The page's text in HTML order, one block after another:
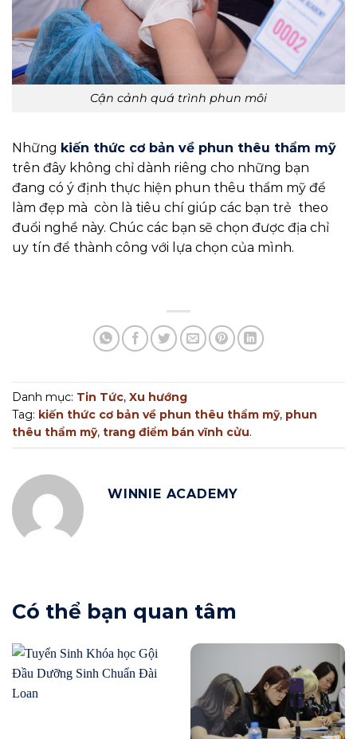
Cận cảnh quá trình phun môi
Những kiến thức cơ bản về phun thêu thẩm mỹ
trên đây không chỉ dành riêng cho những bạn
đang có ý định thực hiện phun thêu thẩm mỹ để
làm đẹp mà còn là tiêu chí giúp các bạn trẻ theo
đuổi nghề này. Chúc các bạn sẽ chọn được địa chỉ
uy tín để thành công với lựa chọn của mình.
Danh mục: Tin Tức, Xu hướng
Tag: kiến thức cơ bản về phun thêu thẩm mỹ, phun
thêu thẩm mỹ, trang điểm bán vĩnh cửu.
WINNIE ACADEMY
Có thể bạn quan tâm